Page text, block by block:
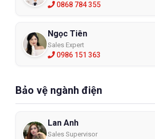
0868 784 355
Ngọc Tiên
Sales Expert
0986 151 363
Bảo vệ ngành điện
Lan Anh
Sales Supervisor